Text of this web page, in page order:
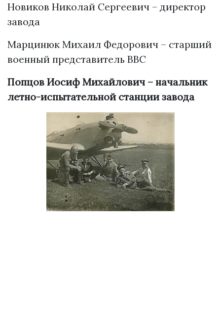
Новиков Николай Сергеевич – директор
завода
Марцинюк Михаил Федорович – старший
военный представитель ВВС
Попцов Иосиф Михайлович – начальник
летно-испытательной станции завода